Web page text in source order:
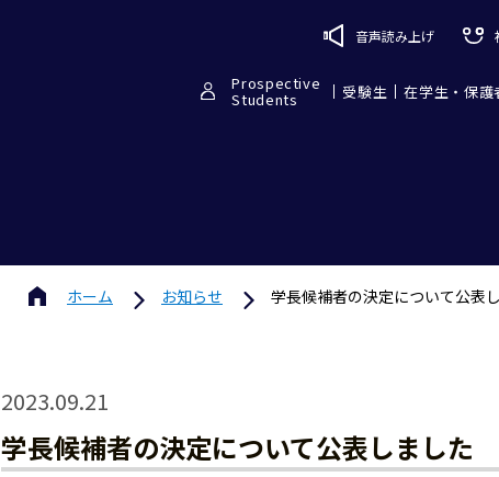
音声読み上げ
Prospective
Students 受験生 在学生・保護
ホーム お知らせ 学長候補者の決定について公表
2023.09.21
学長候補者の決定について公表しました